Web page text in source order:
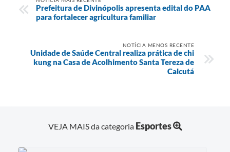
Prefeitura de Divinópolis apresenta edital do PAA
para fortalecer agricultura familiar
NOTÍCIA MENOS RECENTE
Unidade de Saúde Central realiza prática de chi
kung na Casa de Acolhimento Santa Tereza de
Calcutá
VEJA MAIS da categoria Esportes